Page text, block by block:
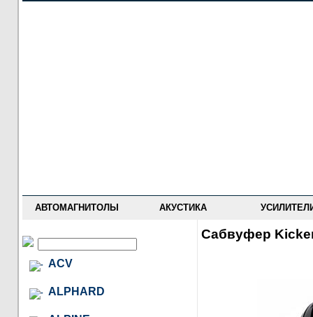
АВТОМАГНИТОЛЫ АКУСТИКА
ACV
ALPHARD
Сабвуфер